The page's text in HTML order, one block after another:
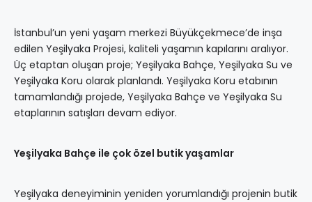
İstanbul’un yeni yaşam merkezi Büyükçekmece’de inşa
edilen Yeşilyaka Projesi, kaliteli yaşamın kapılarını aralıyor.
Üç etaptan oluşan proje; Yeşilyaka Bahçe, Yeşilyaka Su ve
Yeşilyaka Koru olarak planlandı. Yeşilyaka Koru etabının
tamamlandığı projede, Yeşilyaka Bahçe ve Yeşilyaka Su
etaplarının satışları devam ediyor.
Yeşilyaka Bahçe ile çok özel butik yaşamlar
Yeşilyaka deneyiminin yeniden yorumlandığı projenin butik